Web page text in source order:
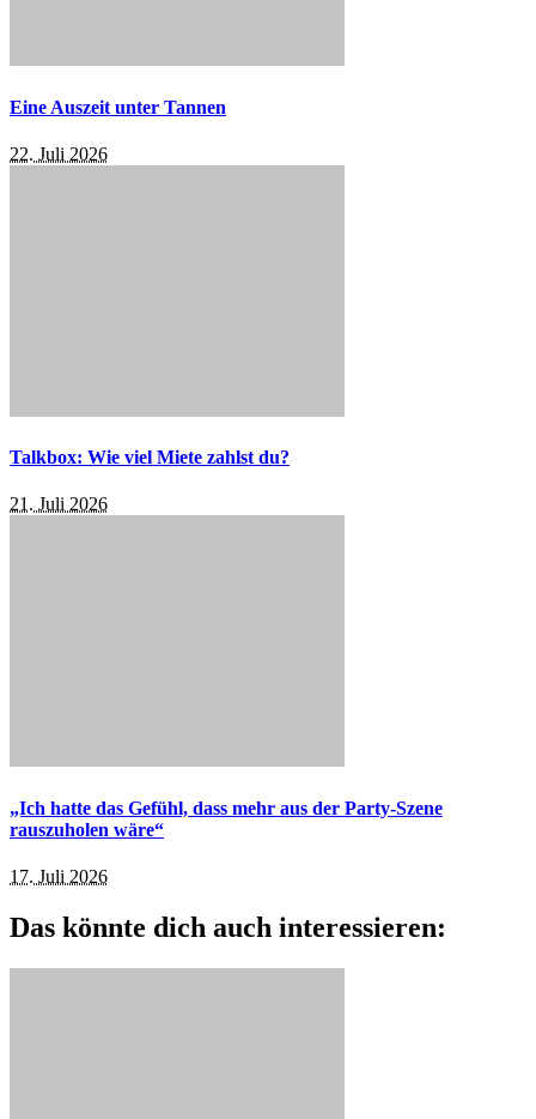
Eine Auszeit unter Tannen
22. Juli 2026
Talkbox: Wie viel Miete zahlst du?
21. Juli 2026
„Ich hatte das Gefühl, dass mehr aus der Party-Szene
rauszuholen wäre“
17. Juli 2026
Das könnte dich auch interessieren: